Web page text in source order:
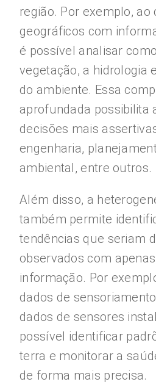
região. Por exemplo, ao
geográficos com
é possível analisar
vegetação, a hidrologia
do ambiente. Essa
aprofundada possibilita
decisões mais
engenharia,
ambiental, entre outros.
Além disso, a
também permite
tendências que seriam
observados com
informação. Por
dados de
dados de sensores
possível identificar
terra e monitorar a
de forma mais precisa.